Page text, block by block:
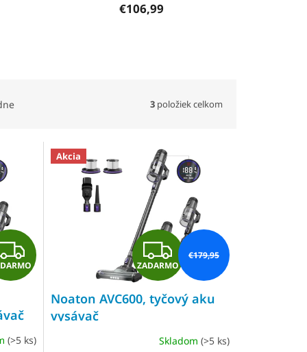
€106,99
3 položiek celkom
Z
A
A
(>5 ks)
Akcia
Z
A
D
A
ZADARMO
€179,95
Noaton AVC600, tyčový aku
vysávač
Skladom (>5 ks)